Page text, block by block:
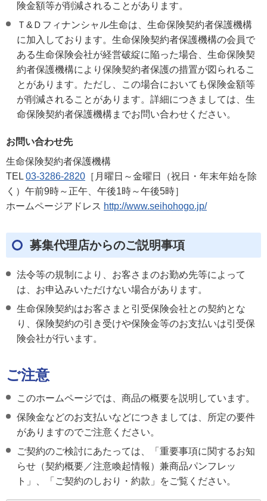
険金額等が削減されることがあります。
Ｔ&Ｄフィナンシャル生命は、生命保険契約者保護機構
に加入しております。生命保険契約者保護機構の会員で
ある生命保険会社が経営破綻に陥った場合、生命保険契
約者保護機構により保険契約者保護の措置が図られるこ
とがあります。ただし、この場合においても保険金額等
が削減されることがあります。詳細につきましては、生
命保険契約者保護機構までお問い合わせください。
お問い合わせ先
生命保険契約者保護機構
TEL 03-3286-2820 ［月曜日～金曜日（祝日・年末年始を除
く）午前9時～正午、午後1時～午後5時］
ホームページアドレス http://www.seihohogo.jp/
募集代理店からのご説明事項
法令等の規制により、お客さまのお勤め先等によって
は、お申込みいただけない場合があります。
生命保険契約はお客さまと引受保険会社との契約とな
り、保険契約の引き受けや保険金等のお支払いは引受保
険会社が行います。
ご注意
このホームページでは、商品の概要を説明しています。
保険金などのお支払いなどにつきましては、所定の要件
がありますのでご注意ください。
ご契約のご検討にあたっては、「重要事項に関するお知
らせ（契約概要／注意喚起情報）兼商品パンフレッ
ト」、「ご契約のしおり・約款」をご覧ください。